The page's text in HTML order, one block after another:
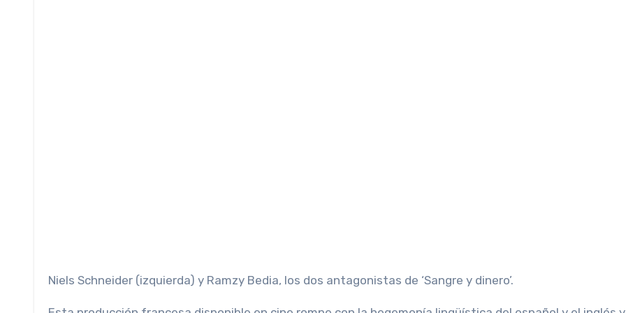
Niels Schneider (izquierda) y Ramzy Bedia, los dos antagonistas de ‘Sangre y dinero’.